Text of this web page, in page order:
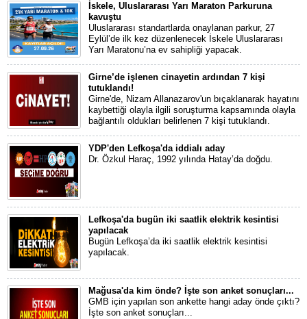
İskele, Uluslararası Yarı Maraton Parkuruna
kavuştu
Uluslararası standartlarda onaylanan parkur, 27
Eylül’de ilk kez düzenlenecek İskele Uluslararası
Yarı Maratonu’na ev sahipliği yapacak.
Girne’de işlenen cinayetin ardından 7 kişi
tutuklandı!
Girne'de, Nizam Allanazarov'un bıçaklanarak hayatını
kaybettiği olayla ilgili soruşturma kapsamında olayla
bağlantılı oldukları belirlenen 7 kişi tutuklandı.
YDP'den Lefkoşa'da iddialı aday
Dr. Özkul Haraç, 1992 yılında Hatay’da doğdu.
Lefkoşa'da bugün iki saatlik elektrik kesintisi
yapılacak
Bugün Lefkoşa’da iki saatlik elektrik kesintisi
yapılacak.
Mağusa'da kim önde? İşte son anket sonuçları...
GMB için yapılan son ankette hangi aday önde çıktı?
İşte son anket sonuçları...